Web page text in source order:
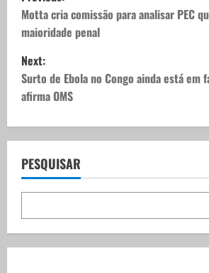
o
s
t
n
a
v
i
g
Motta cria comissão para analisar PEC
maioridade penal
Next:
Surto de Ebola no Congo ainda está em
afirma OMS
PESQUISAR